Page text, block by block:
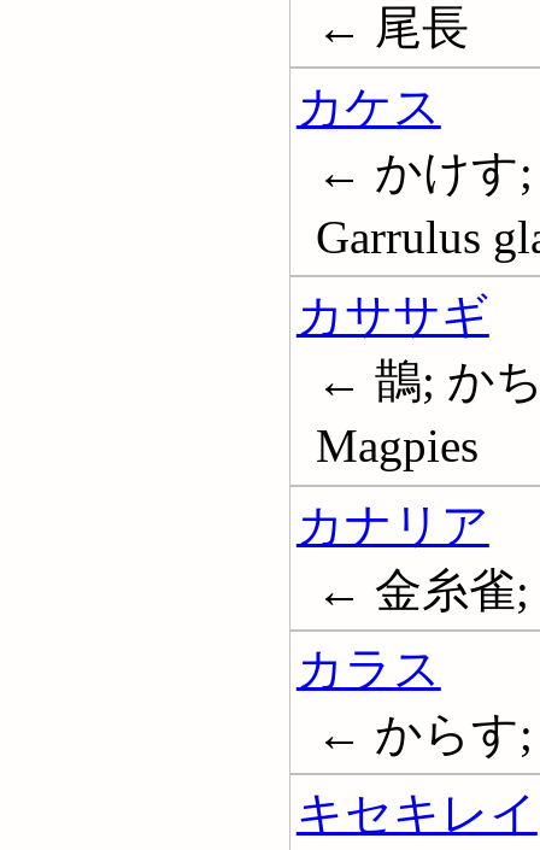
← 尾長
カケス
← かけす;
Garrulus
カササギ
← 鵲; か
Magpies
カナリア
← 金糸雀;
カラス
← からす;
キセキレイ